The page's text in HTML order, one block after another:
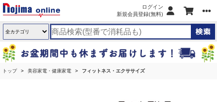
ログイン
新規会員登録(無料)
トップ 美容家電・健康家電 フィットネス・エクササイズ